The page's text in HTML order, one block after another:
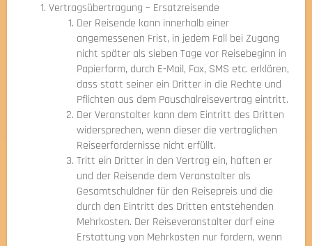
Vertragsübertragung – Ersatzreisende
Der Reisende kann innerhalb einer
angemessenen Frist, in jedem Fall bei Zugang
nicht später als sieben Tage vor Reisebeginn in
Papierform, durch E-Mail, Fax, SMS etc. erklären,
dass statt seiner ein Dritter in die Rechte und
Pflichten aus dem Pauschalreisevertrag eintritt.
Der Veranstalter kann dem Eintritt des Dritten
widersprechen, wenn dieser die vertraglichen
Reiseerfordernisse nicht erfüllt.
Tritt ein Dritter in den Vertrag ein, haften er
und der Reisende dem Veranstalter als
Gesamtschuldner für den Reisepreis und die
durch den Eintritt des Dritten entstehenden
Mehrkosten. Der Reiseveranstalter darf eine
Erstattung von Mehrkosten nur fordern, wenn